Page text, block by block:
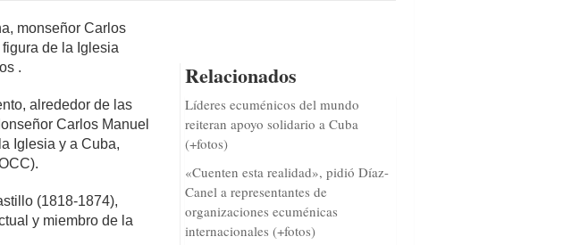
Relacionados
Líderes ecuménicos del mundo
reiteran apoyo solidario a Cuba
(+fotos)
«Cuenten esta realidad», pidió Díaz-
Canel a representantes de
organizaciones ecuménicas
internacionales (+fotos)
monseñor Carlos
de la Iglesia
.
alrededor de las
Carlos Manuel
Iglesia y a Cuba,
(1818-1874),
y miembro de la